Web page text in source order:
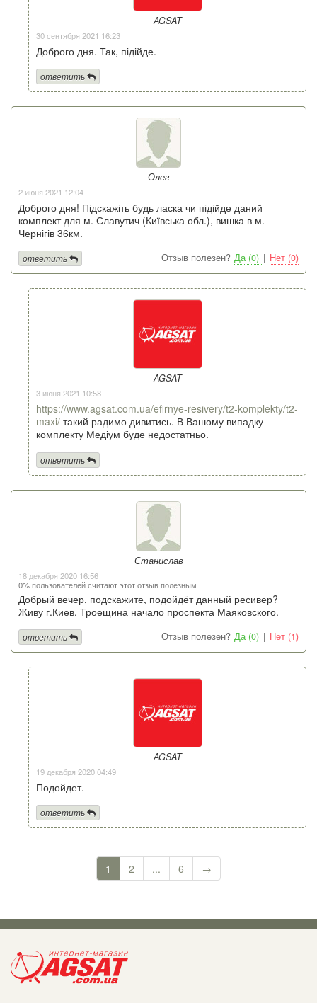
AGSAT
30 сентября 2021 16:23
Доброго дня. Так, підійде.
ответить
Олег
2 июня 2021 12:04
Доброго дня! Підскажіть будь ласка чи підійде даний
комплект для м. Славутич (Київська обл.), вишка в м.
Чернігів 36км.
Отзыв полезен? Да (0) | Нет (0)
ответить
AGSAT
3 июня 2021 10:58
https://www.agsat.com.ua/efirnye-resivery/t2-komplekty/t2-
maxi/ такий радимо дивитись. В Вашому випадку
комплекту Медіум буде недостатньо.
ответить
Станислав
18 декабря 2020 16:56
0% пользователей считают этот отзыв полезным
Добрый вечер, подскажите, подойдёт данный ресивер?
Живу г.Киев. Троещина начало проспекта Маяковского.
Отзыв полезен? Да (0) | Нет (1)
ответить
AGSAT
19 декабря 2020 04:49
Подойдет.
ответить
1 2 ... 6 →